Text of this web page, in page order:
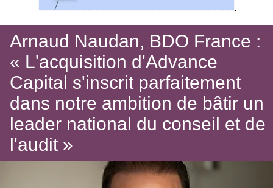
Arnaud Naudan, BDO France :
« L'acquisition d'Advance
Capital s'inscrit parfaitement
dans notre ambition de bâtir un
leader national du conseil et de
l'audit »